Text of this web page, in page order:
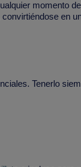
momento
en
Tenerlo